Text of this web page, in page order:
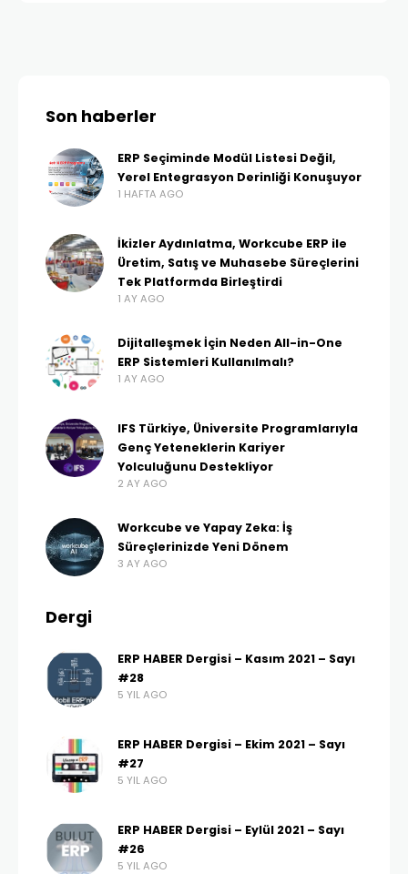
Son haberler
ERP Seçiminde Modül Listesi Değil,
Yerel Entegrasyon Derinliği Konuşuyor
1 HAFTA AGO
İkizler Aydınlatma, Workcube ERP ile
Üretim, Satış ve Muhasebe Süreçlerini
Tek Platformda Birleştirdi
1 AY AGO
Dijitalleşmek İçin Neden All-in-One
ERP Sistemleri Kullanılmalı?
1 AY AGO
IFS Türkiye, Üniversite Programlarıyla
Genç Yeteneklerin Kariyer
Yolculuğunu Destekliyor
2 AY AGO
Workcube ve Yapay Zeka: İş
Süreçlerinizde Yeni Dönem
3 AY AGO
Dergi
ERP HABER Dergisi – Kasım 2021 – Sayı
#28
5 YIL AGO
ERP HABER Dergisi – Ekim 2021 – Sayı
#27
5 YIL AGO
ERP HABER Dergisi – Eylül 2021 – Sayı
#26
5 YIL AGO